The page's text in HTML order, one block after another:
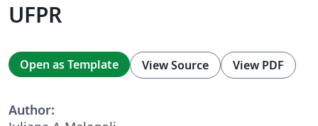
UFPR
Open as Template View Source View PDF
Author: